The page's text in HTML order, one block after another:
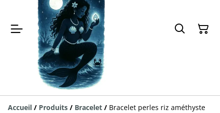
Accueil / Produits / Bracelet / Bracelet perles riz améthyste